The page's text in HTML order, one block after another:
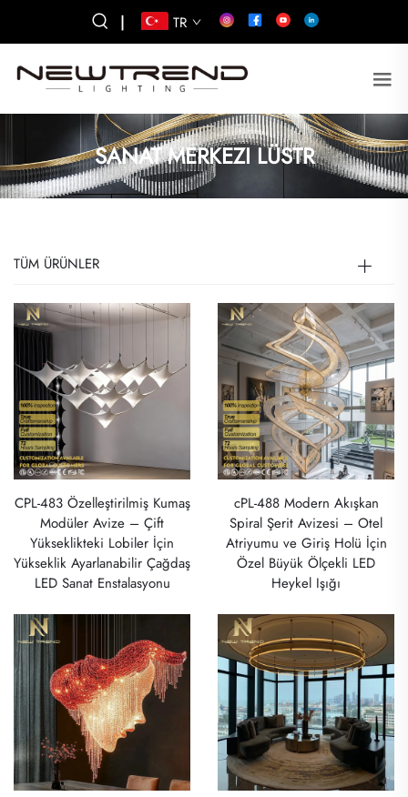
| TR
SANAT MERKEZI LÜSTR
TÜM ÜRÜNLER
CPL-483 Özelleştirilmiş Kumaş
Modüler Avize – Çift
Yükseklikteki Lobiler İçin
Yükseklik Ayarlanabilir Çağdaş
LED Sanat Enstalasyonu
cPL-488 Modern Akışkan
Spiral Şerit Avizesi – Otel
Atriyumu ve Giriş Holü İçin
Özel Büyük Ölçekli LED
Heykel Işığı